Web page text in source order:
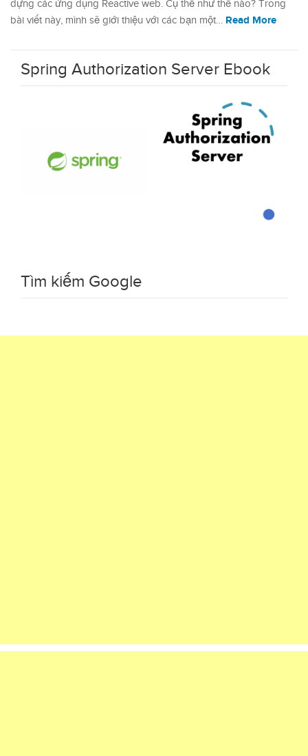
dựng các ứng dụng Reactive web. Cụ thể như thế nào? Trong
bài viết này, mình sẽ giới thiệu với các bạn một… Read More
Spring Authorization Server Ebook
Tìm kiếm Google